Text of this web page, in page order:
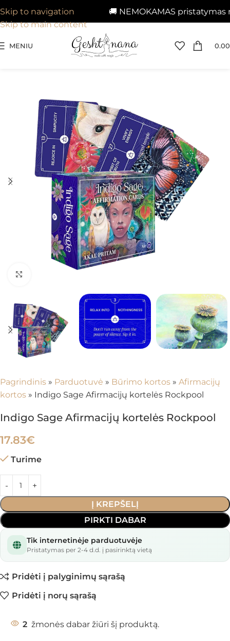
🚚 NEMOKAMAS pristatymas
Skip to navigation
Skip to main content
MENIU 0.00
Pagrindinis » Parduotuvė » Būrimo kortos » Afirmacijų
kortos » Indigo Sage Afirmacijų kortelės Rockpool
Indigo Sage Afirmacijų kortelės Rockpool
17.83€
Turime
Į KREPŠELĮ
PIRKTI DABAR
Tik internetinėje parduotuvėje
Pristatymas per 2-4 d.d. į pasirinktą vietą
Pridėti į palyginimų sąrašą
Pridėti į norų sąrašą
2 žmonės dabar žiūri šį produktą.